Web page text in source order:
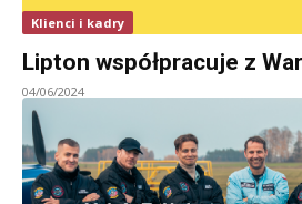
Klienci i kadry
Lipton współpracuje z
04/06/2024